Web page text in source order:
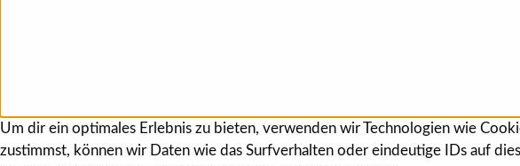
Um dir ein optimales Erlebnis zu bieten, verwenden wir Technologien wie
zustimmst, können wir Daten wie das Surfverhalten oder eindeutige IDs auf